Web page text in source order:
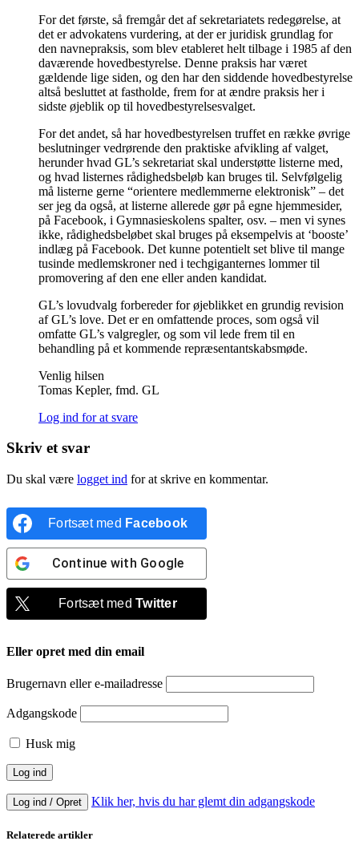
For det første, så fremgår det af sekretariatets redegørelse, at
det er advokatens vurdering, at der er juridisk grundlag for
den navnepraksis, som blev etableret helt tilbage i 1985 af den
daværende hovedbestyrelse. Denne praksis har været
gældende lige siden, og den har den siddende hovedbestyrelse
altså besluttet at fastholde, frem for at ændre praksis her i
sidste øjeblik op til hovedbestyrelsesvalget.
For det andet, så har hovedbestyrelsen truffet en række øvrige
beslutninger vedrørende den praktiske afvikling af valget,
herunder hvad GL’s sekretariat skal understøtte listerne med,
og hvad listernes rådighedsbeløb kan bruges til. Selvfølgelig
må listerne gerne “orientere medlemmerne elektronisk” – det
ser jeg da også, at listerne allerede gør på egne hjemmesider,
på Facebook, i Gymnasieskolens spalter, osv. – men vi synes
ikke, rådighedsbeløbet skal bruges på eksempelvis at ‘booste’
indlæg på Facebook. Det kunne potentielt set blive til mange
tusinde medlemskroner ned i techgiganternes lommer til
promovering af den ene eller anden kandidat.
GL’s lovudvalg forbereder for øjeblikket en grundig revision
af GL’s love. Det er en omfattende proces, som også vil
omfatte GL’s valgregler, og som vil lede frem til en
behandling på et kommende repræsentantskabsmøde.
Venlig hilsen
Tomas Kepler, fmd. GL
Log ind for at svare
Skriv et svar
Du skal være logget ind for at skrive en kommentar.
Fortsæt med Facebook
Continue with Google
Fortsæt medTwitter
Eller opret med din email
Brugernavn eller e-mailadresse
Adgangskode
Husk mig
Log ind / Opret Klik her, hvis du har glemt din adgangskode
Relaterede artikler